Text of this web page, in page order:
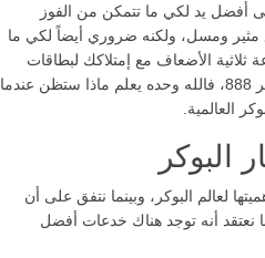
أفضل يد لكي ما تتمكن من الفوز
مثير ومسل، ولكنه ضروري أيضاً لكي ما
ثلاثية الأضعاف مع إمتلاكك لبطاقات
عالية من الشايب في 0.25 دولار/0.50 دولار في لعبة بوكر 888، فالله وحده يعلم ماذا ستظن عندما
العالمية.
لعالم البوكر، وبينما نتفق على أن
نعتقد أنه توجد هناك خدعات أفضل